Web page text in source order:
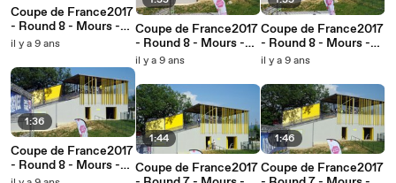
Coupe de France2017
- Round 8 - Mours -
Hommes 25-29 ans
il y a 9 ans
1:36
Coupe de France2017
- Round 8 - Mours -
Cadettes
Coupe de France2017
- Round 8 - Mours -
Hommes 17-24
il y a 9 ans
1:44
Coupe de France2017
Coupe de France2017
- Round 8 - Mours -
Hommes 30+
il y a 9 ans
1:46
Coupe de France2017